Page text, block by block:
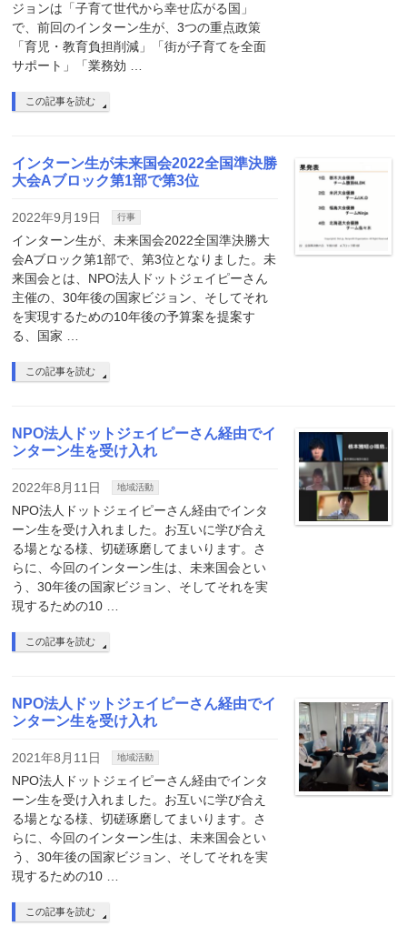
ジョンは「子育て世代から幸せ広がる国」
で、前回のインターン生が、3つの重点政策
「育児・教育負担削減」「街が子育てを全面
サポート」「業務効 …
この記事を読む
インターン生が未来国会2022全国準決勝
大会Aブロック第1部で第3位
2022年9月19日 行事
インターン生が、未来国会2022全国準決勝大
会Aブロック第1部で、第3位となりました。未
来国会とは、NPO法人ドットジェイピーさん
主催の、30年後の国家ビジョン、そしてそれ
を実現するための10年後の予算案を提案す
る、国家 …
この記事を読む
NPO法人ドットジェイピーさん経由でイ
ンターン生を受け入れ
2022年8月11日 地域活動
NPO法人ドットジェイピーさん経由でインタ
ーン生を受け入れました。お互いに学び合え
る場となる様、切磋琢磨してまいります。さ
らに、今回のインターン生は、未来国会とい
う、30年後の国家ビジョン、そしてそれを実
現するための10 …
この記事を読む
NPO法人ドットジェイピーさん経由でイ
ンターン生を受け入れ
2021年8月11日 地域活動
NPO法人ドットジェイピーさん経由でインタ
ーン生を受け入れました。お互いに学び合え
る場となる様、切磋琢磨してまいります。さ
らに、今回のインターン生は、未来国会とい
う、30年後の国家ビジョン、そしてそれを実
現するための10 …
この記事を読む